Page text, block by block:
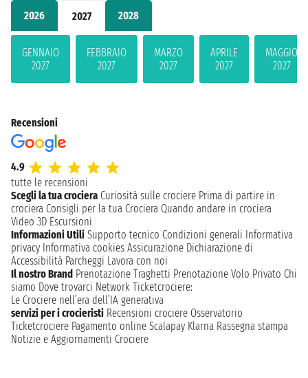
2026 2027 2028
GENNAIO
2027
FEBBRAIO
2027
MARZO
2027
APRILE
2027
MAGGIO
2027
Recensioni
4.9
tutte le recensioni
Scegli la tua crociera Curiosità sulle crociere Prima di partire in
crociera Consigli per la tua Crociera Quando andare in crociera
Video 3D Escursioni
Informazioni Utili Supporto tecnico Condizioni generali Informativa
privacy Informativa cookies Assicurazione Dichiarazione di
Accessibilità Parcheggi Lavora con noi
Il nostro Brand Prenotazione Traghetti Prenotazione Volo Privato Chi
siamo Dove trovarci Network Ticketcrociere:
Le Crociere nell’era dell’IA generativa
servizi per i crocieristi Recensioni crociere Osservatorio
Ticketcrociere Pagamento online Scalapay Klarna Rassegna stampa
Notizie e Aggiornamenti Crociere